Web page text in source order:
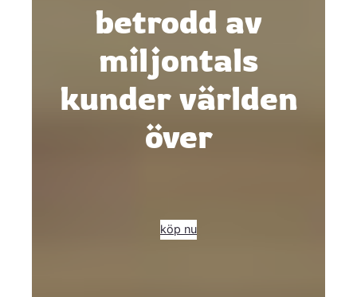
betrodd av
miljontals
kunder världen
över
köp nu